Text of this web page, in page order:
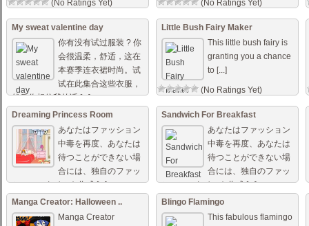
(No Ratings Yet) (No Ratings Yet)
My sweat valentine day
你有没有试过服装 ? 你
会很温柔，舒适，这在
本赛季连衣裙时尚。试
试在此集合这些衣服，
然后你相信我的话 [...]
(No Ratings Yet)
Little Bush Fairy Maker
This little bush fairy is
granting you a chance
to [...]
(No Ratings Yet)
Dreaming Princess Room
あなたはファッション
中毒を再度、あなたは
待つことができない場
合には、独自のファッ
ションスタイルを作成 [...]
(No Ratings Yet)
Sandwich For Breakfast
あなたはファッション
中毒を再度、あなたは
待つことができない場
合には、独自のファッ
ションスタイルを作成 [...]
(No Ratings Yet)
Manga Creator: Halloween ..
Manga Creator
Blingo Flamingo
This fabulous flamingo